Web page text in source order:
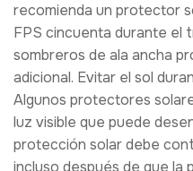
recomienda un protector
FPS cincuenta durante el
sombreros de ala ancha
adicional. Evitar el sol
Algunos protectores
luz visible que puede
protección solar debe
incluso después de que la